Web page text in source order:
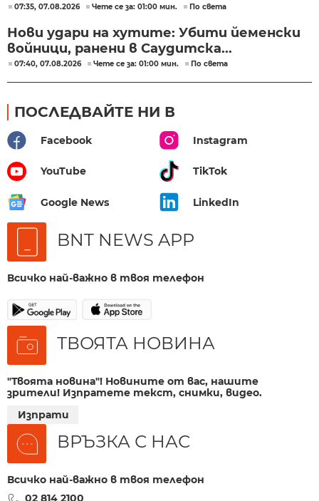
07:35, 07.08.2026 Чете се за: 01:00 мин. По света
Нови удари на хутите: Убити йеменски
войници, ранени в Саудитска...
07:40, 07.08.2026 Чете се за: 01:00 мин. По света
ПОСЛЕДВАЙТЕ НИ В
Facebook Instagram
YouTube TikTok
Google News LinkedIn
BNT NEWS APP
Всичко най-важно в твоя телефон
ТВОЯТА НОВИНА
"Твоята новина"! Новините от вас, нашите
зрители! Изпратете текст, снимки, видео.
Изпрати
ВРЪЗКА С НАС
Всичко най-важно в твоя телефон
02 814 2100